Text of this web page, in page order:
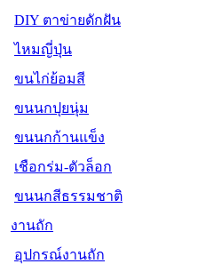
DIY ตาข่ายดักฝัน
ไหมญี่ปุ่น
ขนไก่ย้อมสี
ขนนกปุยนุ่ม
ขนนกก้านแข็ง
เชือกร่ม-ตัวล็อก
ขนนกสีธรรมชาติ
งานถัก
อุปกรณ์งานถัก